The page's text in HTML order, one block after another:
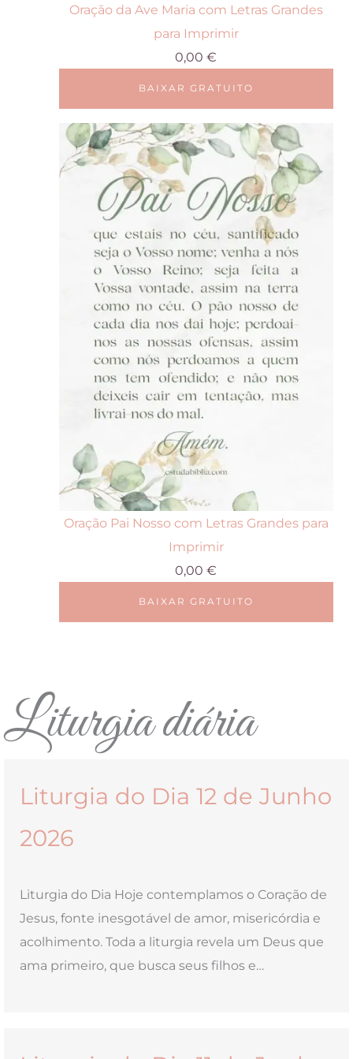
Oração da Ave Maria com Letras Grandes
para Imprimir
0,00€
BAIXAR GRATUITO
Oração Pai Nosso com Letras Grandes para
Imprimir
0,00€
BAIXAR GRATUITO
Liturgia diária
Liturgia do Dia 12 de Junho
2026
Liturgia do Dia Hoje contemplamos o Coração de
Jesus, fonte inesgotável de amor, misericórdia e
acolhimento. Toda a liturgia revela um Deus que
ama primeiro, que busca seus filhos e…